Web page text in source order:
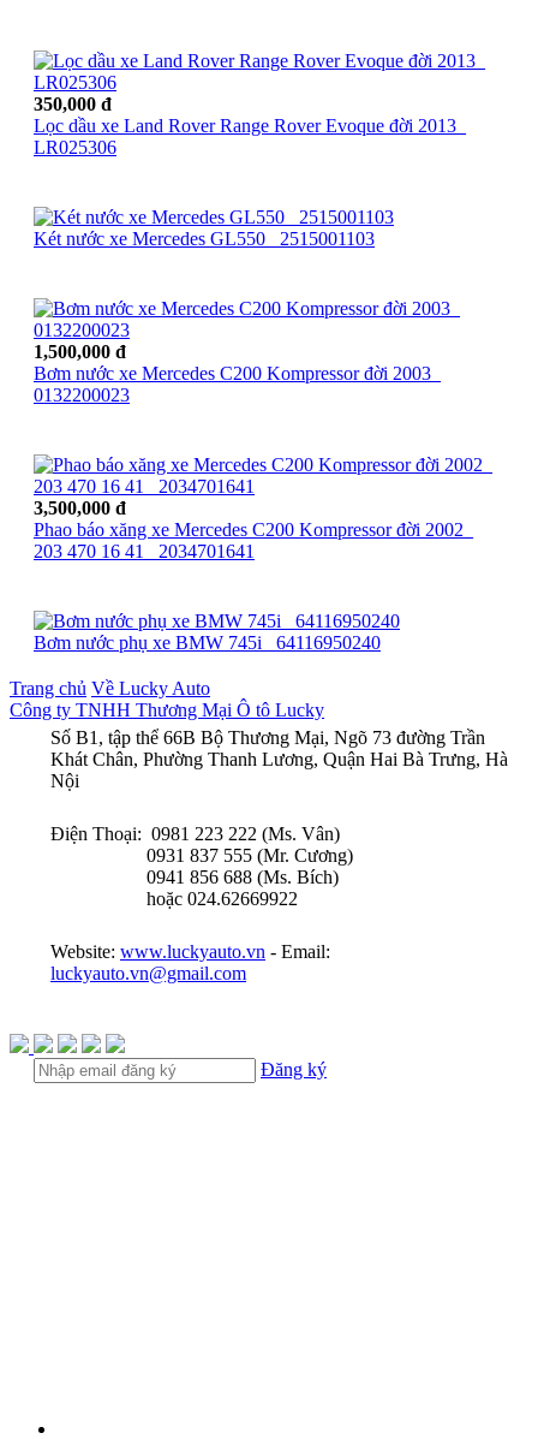
350,000 đ
Lọc dầu xe Land Rover Range Rover Evoque đời 2013_
LR025306
Két nước xe Mercedes GL550_ 2515001103
1,500,000 đ
Bơm nước xe Mercedes C200 Kompressor đời 2003_
0132200023
3,500,000 đ
Phao báo xăng xe Mercedes C200 Kompressor đời 2002_
203 470 16 41_ 2034701641
Bơm nước phụ xe BMW 745i_ 64116950240
Trang chủ Về Lucky Auto
Công ty TNHH Thương Mại Ô tô Lucky
Số B1, tập thể 66B Bộ Thương Mại, Ngõ 73 đường Trần
Khát Chân, Phường Thanh Lương, Quận Hai Bà Trưng, Hà
Nội
Điện Thoại: 0981 223 222 (Ms. Vân)
0931 837 555 (Mr. Cương)
0941 856 688 (Ms. Bích)
hoặc 024.62669922
Website: www.luckyauto.vn - Email:
luckyauto.vn@gmail.com
Đăng ký